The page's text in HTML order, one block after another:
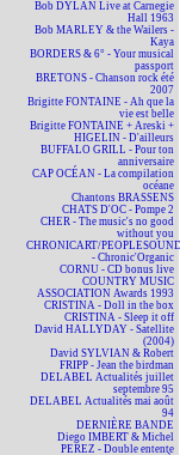
Bob DYLAN Live at Carnegie
Hall 1963
Bob MARLEY & the Wailers -
Kaya
BORDERS & 6° - Your musical
passport
BRETONS - Chanson rock été
2007
Brigitte FONTAINE - Ah que la
vie est belle
Brigitte FONTAINE + Areski +
HIGELIN - D'ailleurs
BUFFALO GRILL - Pour ton
anniversaire
CAP OCÉAN - La compilation
océane
Chantons BRASSENS
CHATS D'OC - Pompe 2
CHER - The music's no good
without you
CHRONICART/
- Chronic'Organic
CORNU - CD bonus live
COUNTRY MUSIC
ASSOCIATION Awards 1993
CRISTINA - Doll in the box
CRISTINA - Sleep it off
David HALLYDAY - Satellite
(2004)
David SYLVIAN & Robert
FRIPP - Jean the birdman
DELABEL Actualités juillet
septembre 95
DELABEL Actualités mai août
94
DERNIÈRE BANDE
Diego IMBERT & Michel
PEREZ - Double entente